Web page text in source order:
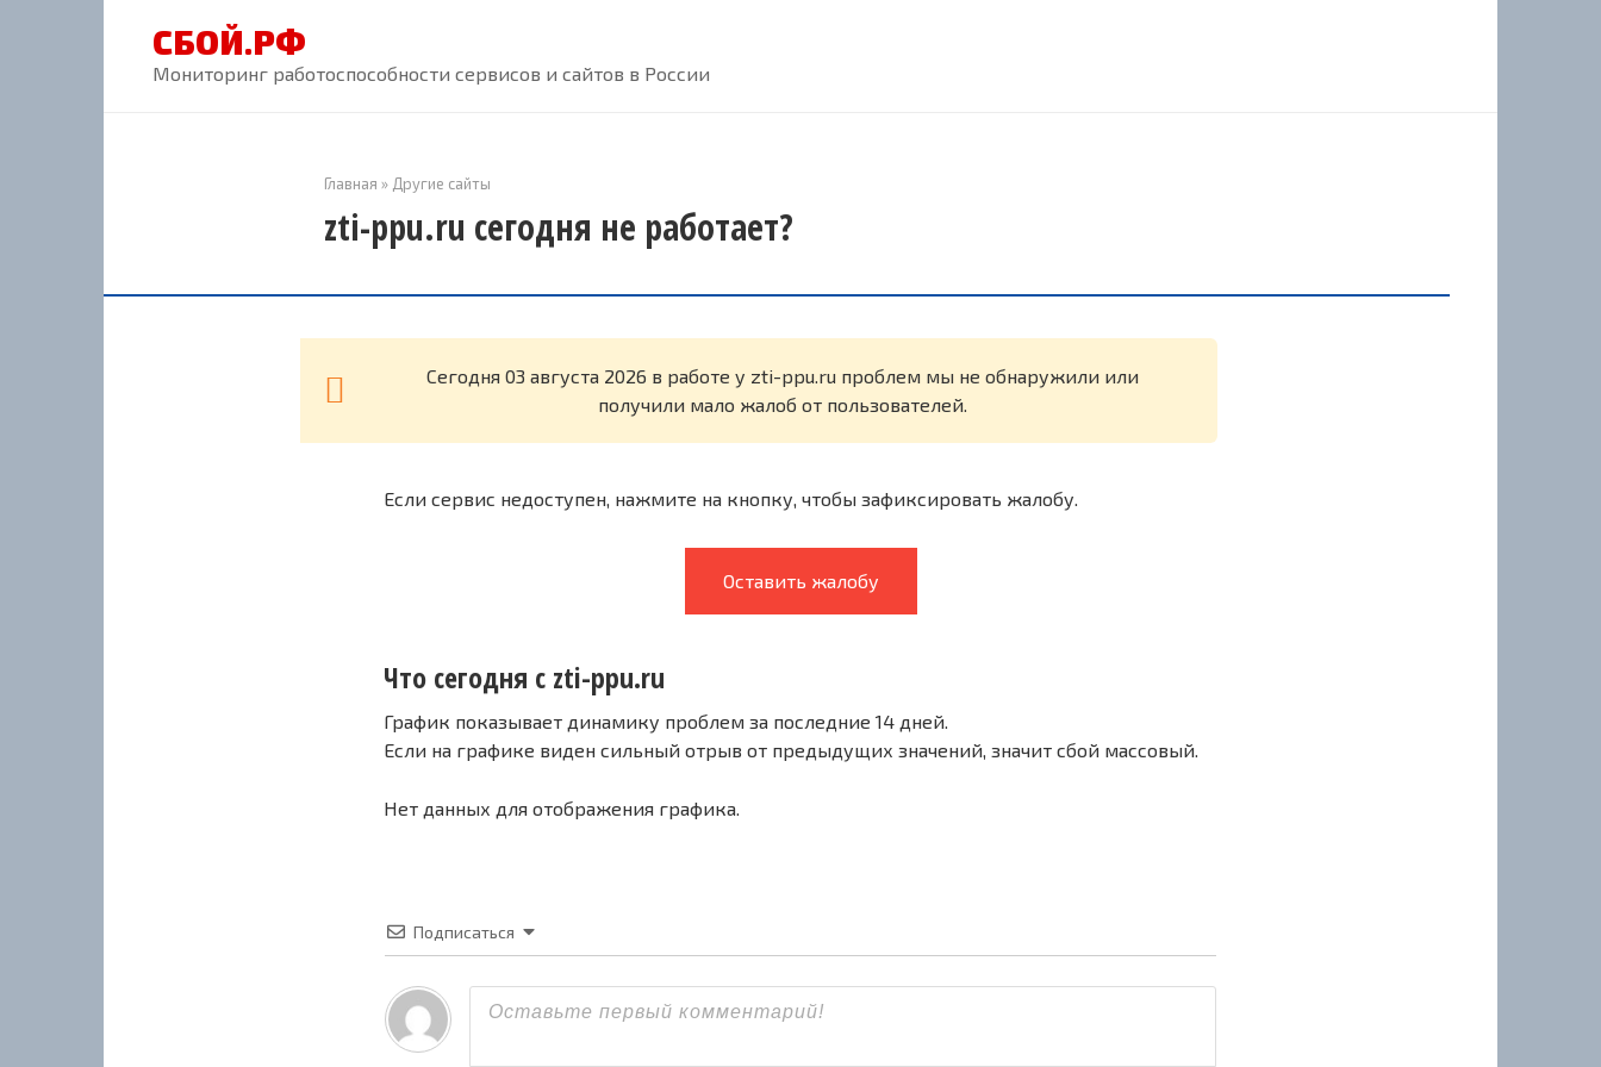
СБОЙ.РФ
Мониторинг работоспособности сервисов и сайтов в России
Главная » Другие сайты
zti-ppu.ru сегодня не работает?
Cегодня 03 августа 2026 в работе у zti-ppu.ru проблем мы не обнаружили или
получили мало жалоб от пользователей.
Если сервис недоступен, нажмите на кнопку, чтобы зафиксировать жалобу.
Оставить жалобу
Что сегодня с zti-ppu.ru
График показывает динамику проблем за последние 14 дней.
Если на графике виден сильный отрыв от предыдущих значений, значит сбой массовый.
Нет данных для отображения графика.
Подписаться